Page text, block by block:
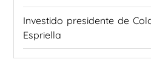
Investido presidente de
Espriella